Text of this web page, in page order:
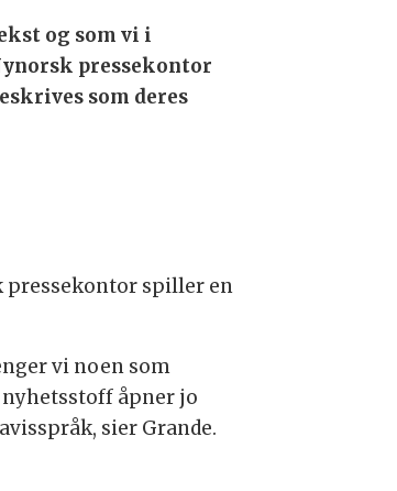
og som vi i
pressekontor
som deres
pressekontor spiller en
vi noen som
åpner jo
sier Grande.